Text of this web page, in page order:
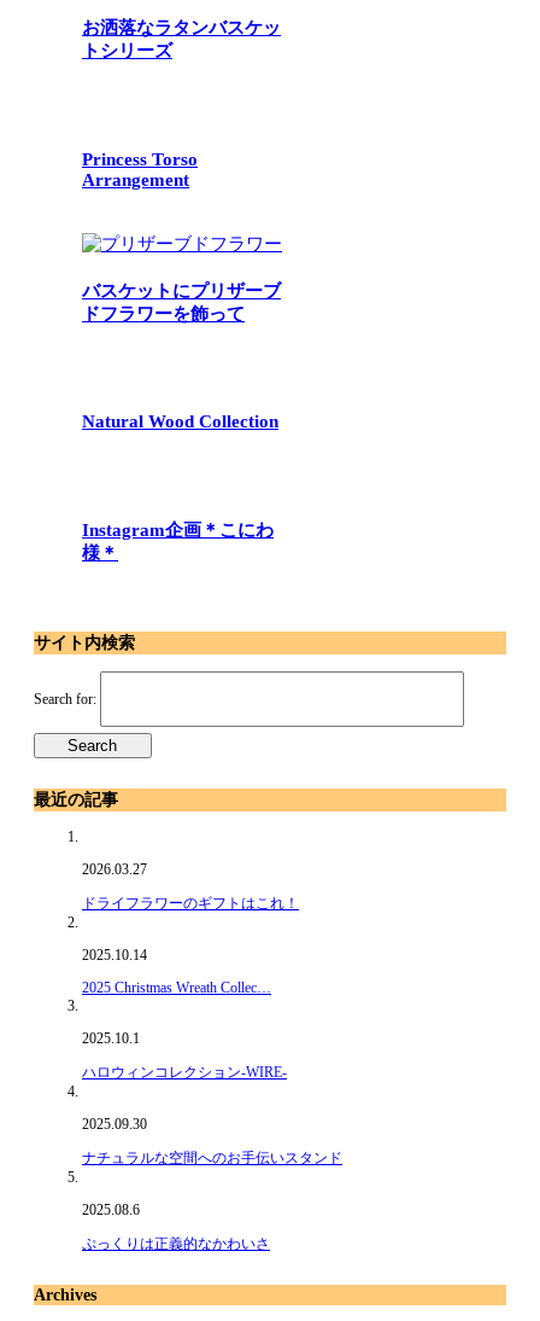
お洒落なラタンバスケッ
トシリーズ
Princess Torso
Arrangement
バスケットにプリザーブ
ドフラワーを飾って
Natural Wood Collection
Instagram企画＊こにわ
様＊
サイト内検索
Search for:
最近の記事
2026.03.27
ドライフラワーのギフトはこれ！
2025.10.14
2025 Christmas Wreath Collec…
2025.10.1
ハロウィンコレクション-WIRE-
2025.09.30
ナチュラルな空間へのお手伝いスタンド
2025.08.6
ぷっくりは正義的なかわいさ
Archives